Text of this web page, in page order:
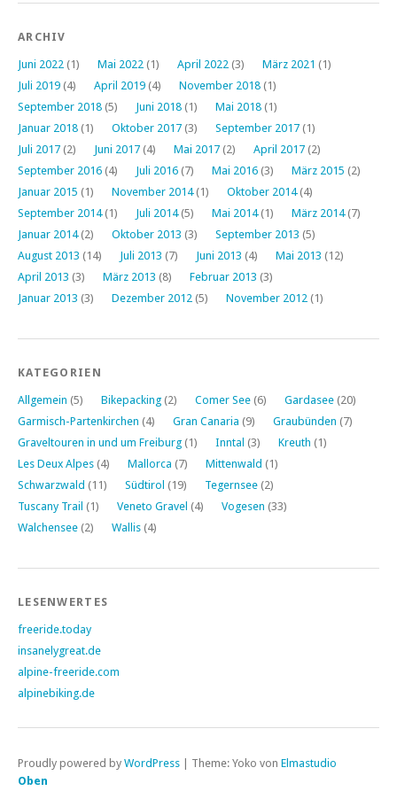
ARCHIV
Juni 2022 (1) Mai 2022 (1) April 2022 (3) März 2021 (1)
Juli 2019 (4) April 2019 (4) November 2018 (1)
September 2018 (5) Juni 2018 (1) Mai 2018 (1)
Januar 2018 (1) Oktober 2017 (3) September 2017 (1)
Juli 2017 (2) Juni 2017 (4) Mai 2017 (2) April 2017 (2)
September 2016 (4) Juli 2016 (7) Mai 2016 (3) März 2015 (2)
Januar 2015 (1) November 2014(1) Oktober 2014(4)
September 2014(1) Juli 2014(5) Mai 2014(1) März 2014(7)
Januar 2014(2) Oktober 2013 (3) September 2013 (5)
August 2013 (14) Juli 2013 (7) Juni 2013 (4) Mai 2013 (12)
April 2013 (3) März 2013 (8) Februar 2013 (3)
Januar 2013 (3) Dezember 2012 (5) November 2012 (1)
KATEGORIEN
Allgemein (5) Bikepacking (2) Comer See (6) Gardasee (20)
Garmisch-Partenkirchen (4) Gran Canaria (9) Graubünden (7)
Graveltouren in und um Freiburg (1) Inntal (3) Kreuth (1)
Les Deux Alpes (4) Mallorca (7) Mittenwald (1)
Schwarzwald (11) Südtirol (19) Tegernsee (2)
Tuscany Trail (1) Veneto Gravel (4) Vogesen (33)
Walchensee (2) Wallis (4)
LESENWERTES
freeride.today
insanelygreat.de
alpine-freeride.com
alpinebiking.de
Proudly powered by WordPress Theme: Yoko von Elmastudio
Oben